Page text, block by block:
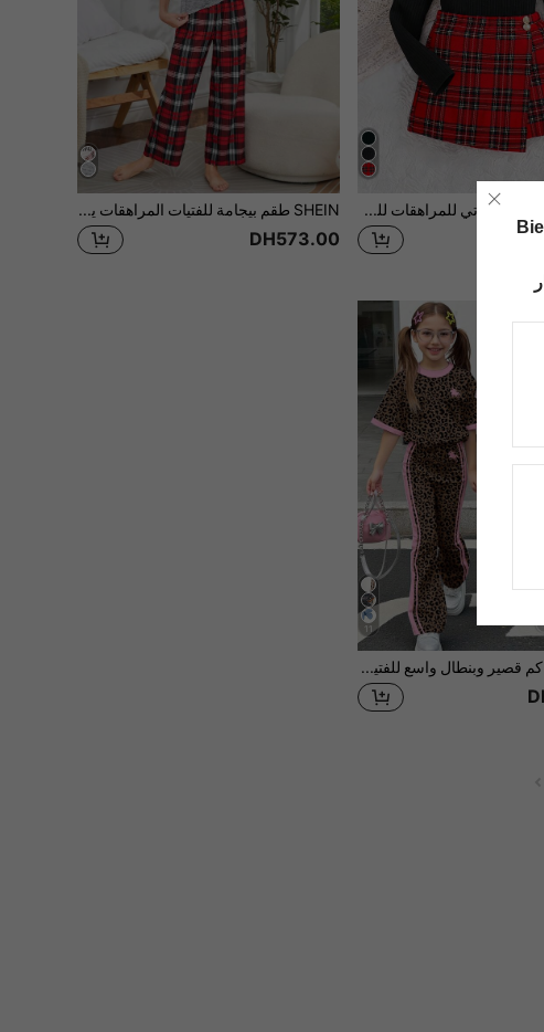
SHEIN طقم ملابس بناتي للمراهقات للخريف والشتاء، ملابس علوية محبوكة لطيفة بأكمام طويلة بنقشة مربعات حمراء مع شورتات كاروهات بخصر مطاطي، إطلالة كاجوال أنيقة للعودة إلى المدرسة SHEIN طقم بيجامة للفتيات المراهقات يتكون من بلوزة كم قصير مطبوع عليها حروف مع بنطلون طويل مقاوم للاشتعال بنقشة مربعات
DH573.00
11
طقم قميص كم قصير وبنطال واسع للفتيات المراهقات، بطبعات نمر وخطوط وردية، وطبعة فرس ركوب، مناسب للربيع والصيف والخريف